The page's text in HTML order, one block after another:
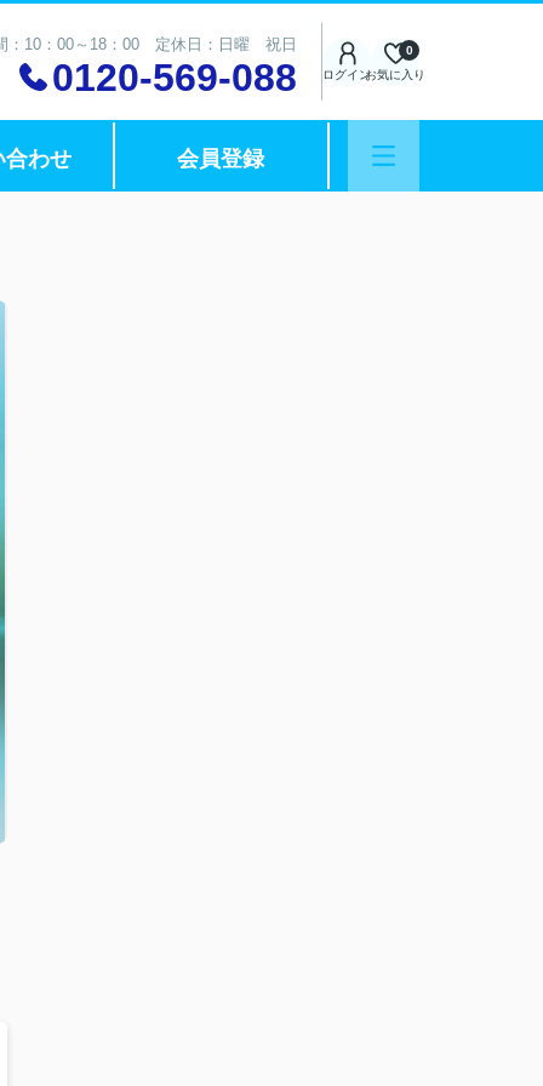
：10：00～18：00 定休日：日曜 祝日
0120-569-088 ログインお気に入り
0
合わせ 会員登録